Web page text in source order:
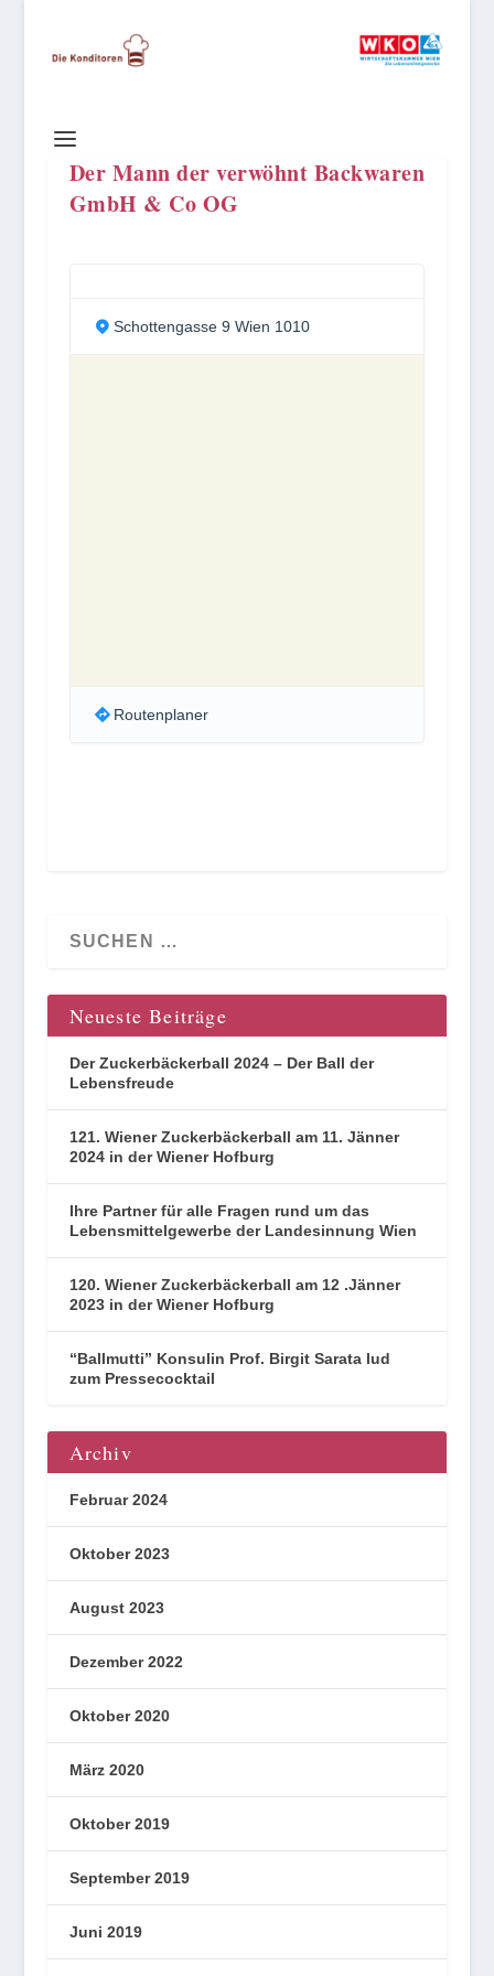
Der Mann der verwöhnt Backwaren
GmbH & Co OG
Schottengasse 9 Wien 1010
Routenplaner
Neueste Beiträge
Der Zuckerbäckerball 2024 – Der Ball der
Lebensfreude
121. Wiener Zuckerbäckerball am 11. Jänner
2024 in der Wiener Hofburg
Ihre Partner für alle Fragen rund um das
Lebensmittelgewerbe der Landesinnung Wien
120. Wiener Zuckerbäckerball am 12 .Jänner
2023 in der Wiener Hofburg
“Ballmutti” Konsulin Prof. Birgit Sarata lud
zum Pressecocktail
Archiv
Februar 2024
Oktober 2023
August 2023
Dezember 2022
Oktober 2020
März 2020
Oktober 2019
September 2019
Juni 2019